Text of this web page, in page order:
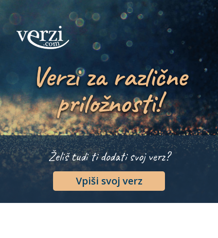
Verzi za različne
priložnosti!
Želiš tudi ti dodati svoj verz?
Vpiši svoj verz